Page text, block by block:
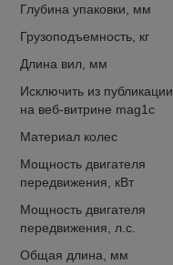
Глубина упаковки, мм
Грузоподъемность, кг
Длина вил, мм
Исключить из публикации
на веб-витрине mag1c
Материал колес
Мощность двигателя
передвижения, кВт
Мощность двигателя
передвижения, л.с.
Общая длина, мм